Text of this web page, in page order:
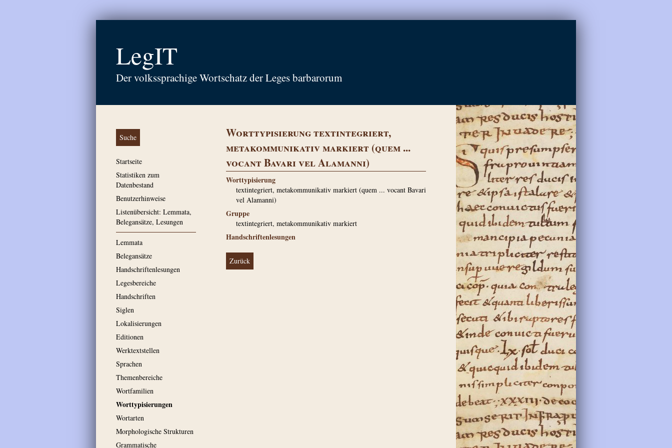
LegIT
Der volkssprachige Wortschatz der Leges barbarorum
Suche
Startseite
Statistiken zum
Datenbestand
Benutzerhinweise
Listenübersicht: Lemmata,
Belegansätze, Lesungen
Lemmata
Belegansätze
Handschriftenlesungen
Legesbereiche
Handschriften
Siglen
Lokalisierungen
Editionen
Werktextstellen
Sprachen
Themenbereiche
Wortfamilien
Worttypisierungen
Wortarten
Morphologische Strukturen
Grammatische
Worttypisierung textintegriert,
metakommunikativ markiert (quem ...
vocant Bavari vel Alamanni)
Worttypisierung
textintegriert, metakommunikativ markiert (quem ... vocant Bavari
vel Alamanni)
Gruppe
textintegriert, metakommunikativ markiert
Handschriftenlesungen
Zurück